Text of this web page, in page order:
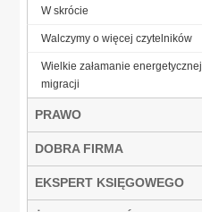
W skrócie
Walczymy o więcej czytelników
Wielkie załamanie energetycznej
migracji
PRAWO
DOBRA FIRMA
EKSPERT KSIĘGOWEGO